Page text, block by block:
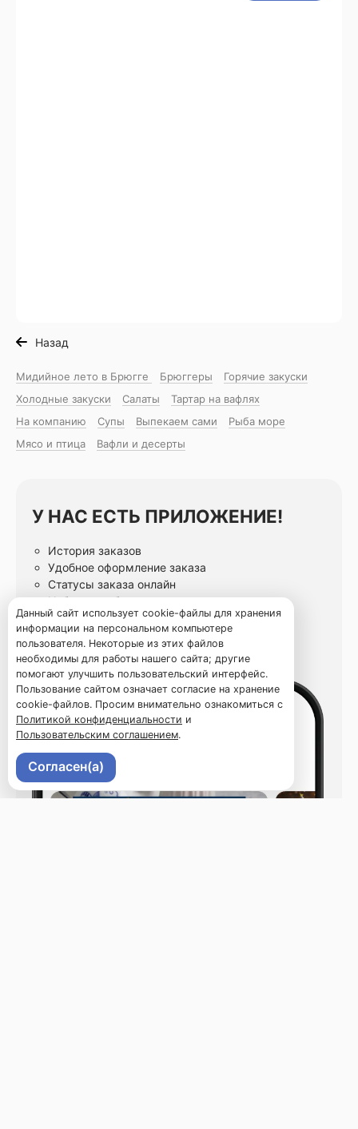
Назад
Мидийное лето в Брюгге Брюггеры
Горячие закуски
Холодные закуски
Салаты
Тартар на вафлях
На компанию
Супы Выпекаем сами
Рыба море
Мясо и птица
Вафли и десерты
У НАС ЕСТЬ ПРИЛОЖЕНИЕ!
История заказов
Удобное оформление заказа
Статусы заказа онлайн
Избранные блюда
Данный сайт использует cookie-файлы для хранения
информации на персональном компьютере
пользователя. Некоторые из этих файлов
необходимы для работы нашего сайта; другие
помогают улучшить пользовательский интерфейс.
Пользование сайтом означает согласие на хранение
cookie-файлов. Просим внимательно ознакомиться с
Политикой конфиденциальности и
Пользовательским соглашением.
Согласен(а)